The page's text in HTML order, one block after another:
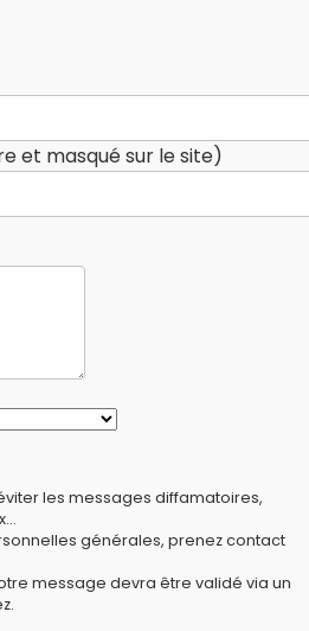
et masqué sur le site)
les messages diffamatoires,
générales, prenez contact
message devra être validé via un